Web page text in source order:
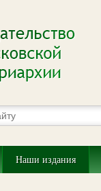
Наши издания